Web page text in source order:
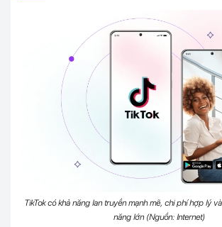
TikTok có khả năng lan truyền mạnh mẽ, chi phí hợp lý
năng lớn (Nguồn: Internet)